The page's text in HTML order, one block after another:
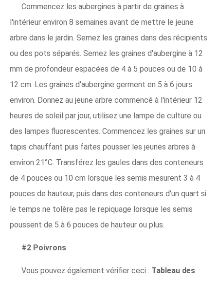
Commencez les aubergines à partir de graines à
l'intérieur environ 8 semaines avant de mettre le jeune
arbre dans le jardin. Semez les graines dans des récipients
ou des pots séparés. Semez les graines d'aubergine à 12
mm de profondeur espacées de 4 à 5 pouces ou de 10 à
12 cm. Les graines d'aubergine germent en 5 à 6 jours
environ. Donnez au jeune arbre commencé à l'intérieur 12
heures de soleil par jour, utilisez une lampe de culture ou
des lampes fluorescentes. Commencez les graines sur un
tapis chauffant puis faites pousser les jeunes arbres à
environ 21°C. Transférez les gaules dans des conteneurs
de 4 pouces ou 10 cm lorsque les semis mesurent 3 à 4
pouces de hauteur, puis dans des conteneurs d'un quart si
le temps ne tolère pas le repiquage lorsque les semis
poussent de 5 à 6 pouces de hauteur ou plus.
#2 Poivrons
Vous pouvez également vérifier ceci : Tableau des